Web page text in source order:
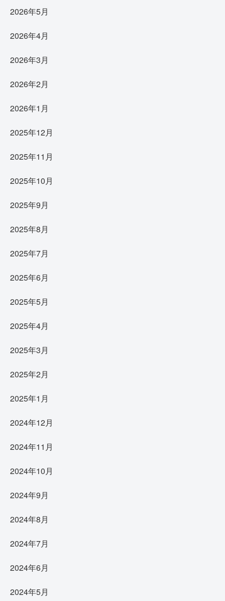
2026年5月
2026年4月
2026年3月
2026年2月
2026年1月
2025年12月
2025年11月
2025年10月
2025年9月
2025年8月
2025年7月
2025年6月
2025年5月
2025年4月
2025年3月
2025年2月
2025年1月
2024年12月
2024年11月
2024年10月
2024年9月
2024年8月
2024年7月
2024年6月
2024年5月